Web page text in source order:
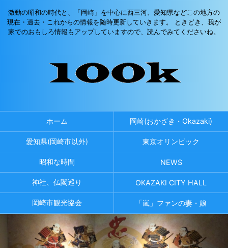
激動の昭和の時代と、「岡崎」を中心に西三河、愛知県などこの地方の
現在・過去・これからの情報を随時更新していきます。 ときどき、我が
家でのおもしろ情報もアップしていますので、読んでみてくださいね。
ホーム 岡崎(おかざき・Okazaki)
愛知県(岡崎市以外) 東京オリンピック
昭和な時間 NEWS
神社、仏閣巡り OKAZAKI CITY HALL
岡崎市観光協会 「嵐」ファンの妻・娘